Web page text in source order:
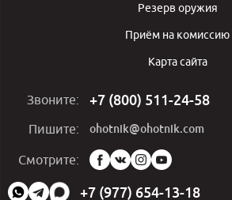
Резерв оружия
Приём на комиссию
Карта сайта
Звоните: +7 (800) 511-24-58
Пишите: ohotnik@ohotnik.com
Смотрите:
Мы
в
социальных
+7 (977) 654-13-18